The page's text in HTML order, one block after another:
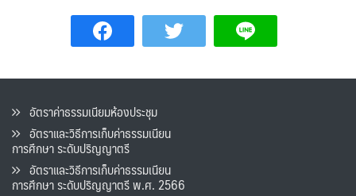
อัตราค่าธรรมเนียมห้องประชุม
อัตราและวิธีการเก็บค่าธรรมเนียน
การศึกษา ระดับปริญญาตรี
อัตราและวิธีการเก็บค่าธรรมเนียน
การศึกษา ระดับปริญญาตรี พ.ศ. 2566